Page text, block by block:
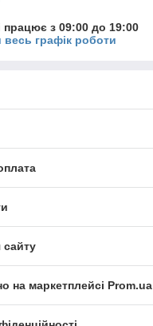
працює з 09:00 до 19:00
весь графік роботи
сайту
на маркетплейсі Prom.ua